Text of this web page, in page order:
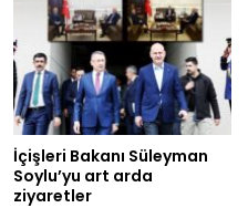
İçişleri Bakanı Süleyman
Soylu’yu art arda
ziyaretler